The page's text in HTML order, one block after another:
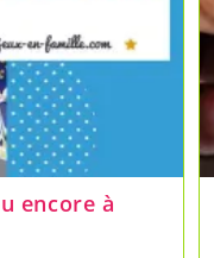
encore à